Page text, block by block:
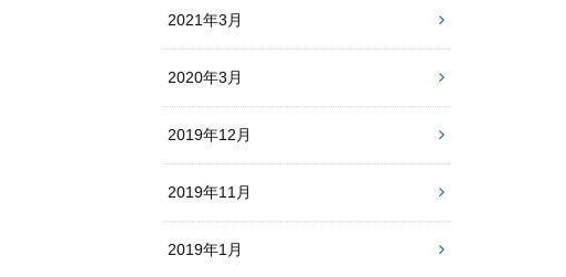
2021年3月
2020年3月
2019年12月
2019年11月
2019年1月